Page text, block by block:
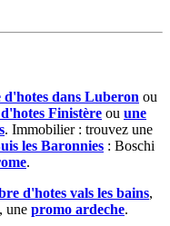
d'hotes dans Luberon ou
Finistère ou une
. Immobilier : trouvez une
les Baronnies : Boschi
.
d'hotes vals les bains,
, une promo ardeche.